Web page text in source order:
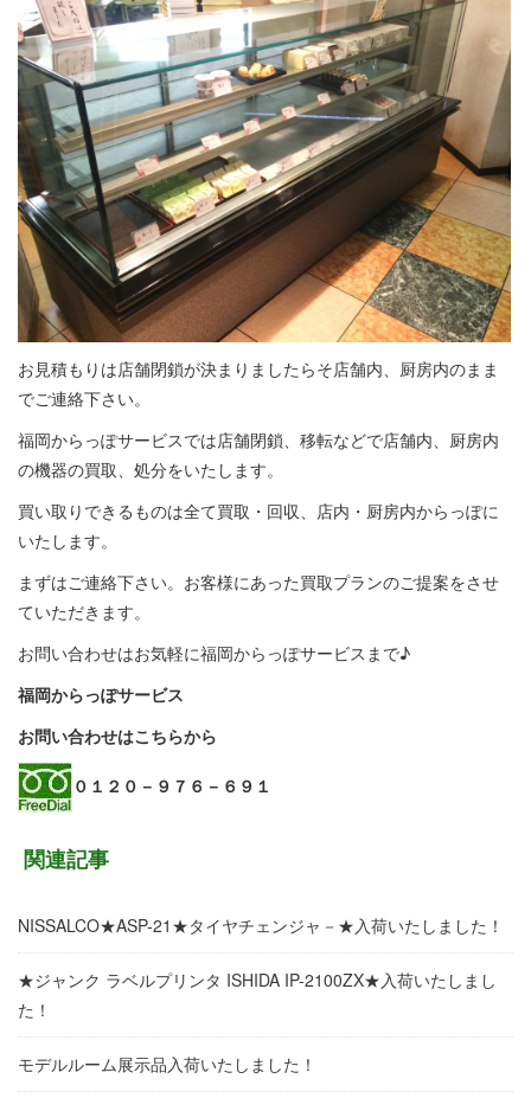
お見積もりは店舗閉鎖が決まりましたらそ店舗内、厨房内のまま
でご連絡下さい。
福岡からっぽサービスでは店舗閉鎖、移転などで店舗内、厨房内
の機器の買取、処分をいたします。
買い取りできるものは全て買取・回収、店内・厨房内からっぽに
いたします。
まずはご連絡下さい。お客様にあった買取プランのご提案をさせ
ていただきます。
お問い合わせはお気軽に福岡からっぽサービスまで♪
福岡からっぽサービス
お問い合わせはこちらから
０１２０－９７６－６９１
関連記事
NISSALCO★ASP-21★タイヤチェンジャ－★入荷いたしました！
★ジャンク ラベルプリンタ ISHIDA IP-2100ZX★入荷いたしまし
た！
モデルルーム展示品入荷いたしました！